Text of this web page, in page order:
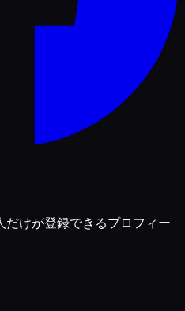
けが登録できるプロフィー